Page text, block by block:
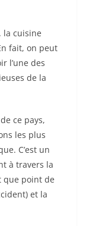
la cuisine
fait, on peut
l’une des
de la
ce pays,
les plus
C’est un
à travers la
que point de
et la